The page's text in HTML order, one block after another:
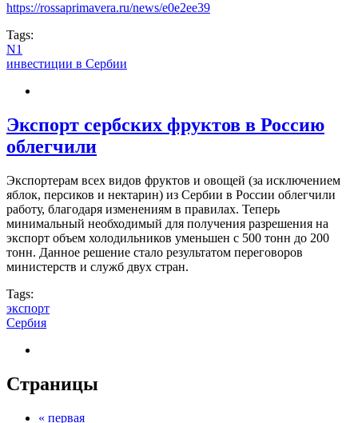
https://rossaprimavera.ru/news/e0e2ee39
Tags:
N1
инвестиции в Сербии
Экспорт сербских фруктов в Россию
облегчили
Экспортерам всех видов фруктов и овощей (за исключением
яблок, персиков и нектарин) из Сербии в России облегчили
работу, благодаря изменениям в правилах. Теперь
минимальный необходимый для получения разрешения на
экспорт объем холодильников уменьшен с 500 тонн до 200
тонн. Данное решение стало результатом переговоров
министерств и служб двух стран.
Tags:
экспорт
Сербия
Страницы
« первая